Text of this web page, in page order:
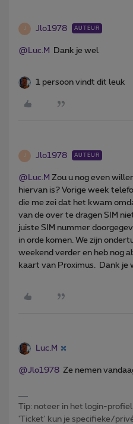
J Jlo1978 AUTEUR
@Luc.M Dank je wel
1 persoon vindt dit leuk
J Jlo1978 AUTEUR
@Luc.M Zou u nog even
hiervan is? Vorige week
die me zei dat het kwam
van de over te dragen SIM
juiste SIM nummer
in orde komen. We zijn
weekend verder en heb nog
kaart van Proximus. Dank je
Luc.M
@Jlo1978 Ze nemen
Tip: noteer in het login-
'Ticket' kun je specifieke/